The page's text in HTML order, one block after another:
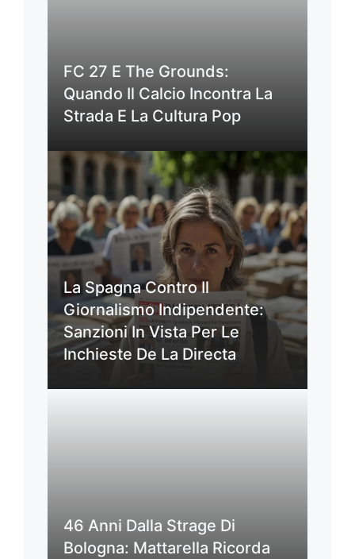
FC 27 E The Grounds:
Quando Il Calcio Incontra La
Strada E La Cultura Pop
La Spagna Contro Il
Giornalismo Indipendente:
Sanzioni In Vista Per Le
Inchieste De La Directa
46 Anni Dalla Strage Di
Bologna: Mattarella Ricorda